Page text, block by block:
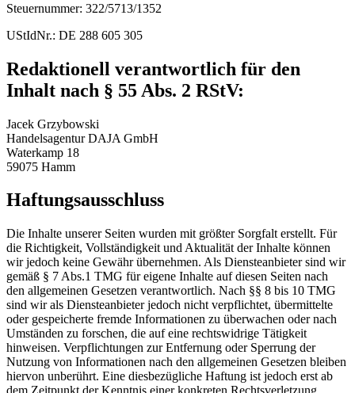
Steuernummer: 322/5713/1352
UStIdNr.: DE 288 605 305
Redaktionell verantwortlich für den
Inhalt nach § 55 Abs. 2 RStV:
Jacek Grzybowski
Handelsagentur DAJA GmbH
Waterkamp 18
59075 Hamm
Haftungsausschluss
Die Inhalte unserer Seiten wurden mit größter Sorgfalt erstellt. Für
die Richtigkeit, Vollständigkeit und Aktualität der Inhalte können
wir jedoch keine Gewähr übernehmen. Als Diensteanbieter sind wir
gemäß § 7 Abs.1 TMG für eigene Inhalte auf diesen Seiten nach
den allgemeinen Gesetzen verantwortlich. Nach §§ 8 bis 10 TMG
sind wir als Diensteanbieter jedoch nicht verpflichtet, übermittelte
oder gespeicherte fremde Informationen zu überwachen oder nach
Umständen zu forschen, die auf eine rechtswidrige Tätigkeit
hinweisen. Verpflichtungen zur Entfernung oder Sperrung der
Nutzung von Informationen nach den allgemeinen Gesetzen bleiben
hiervon unberührt. Eine diesbezügliche Haftung ist jedoch erst ab